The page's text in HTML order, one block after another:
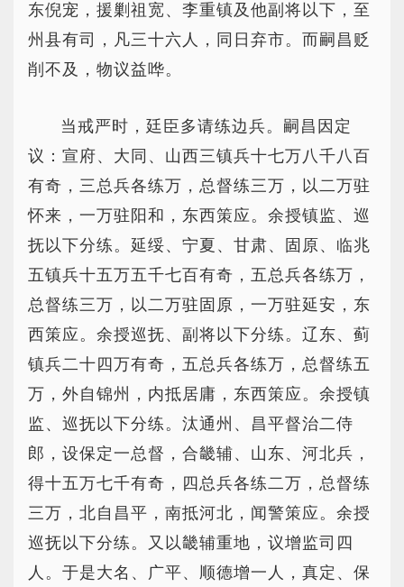
东倪宠，援剿祖宽、李重镇及他副将以下，至
州县有司，凡三十六人，同日弃市。而嗣昌贬
削不及，物议益哗。
当戒严时，廷臣多请练边兵。嗣昌因定
议：宣府、大同、山西三镇兵十七万八千八百
有奇，三总兵各练万，总督练三万，以二万驻
怀来，一万驻阳和，东西策应。余授镇监、巡
抚以下分练。延绥、宁夏、甘肃、固原、临兆
五镇兵十五万五千七百有奇，五总兵各练万，
总督练三万，以二万驻固原，一万驻延安，东
西策应。余授巡抚、副将以下分练。辽东、蓟
镇兵二十四万有奇，五总兵各练万，总督练五
万，外自锦州，内抵居庸，东西策应。余授镇
监、巡抚以下分练。汰通州、昌平督治二侍
郎，设保定一总督，合畿辅、山东、河北兵，
得十五万七千有奇，四总兵各练二万，总督练
三万，北自昌平，南抵河北，闻警策应。余授
巡抚以下分练。又以畿辅重地，议增监司四
人。于是大名、广平、顺德增一人，真定、保